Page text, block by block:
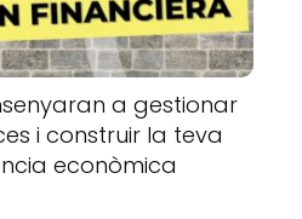
a gestionar
i construir la teva
econòmica